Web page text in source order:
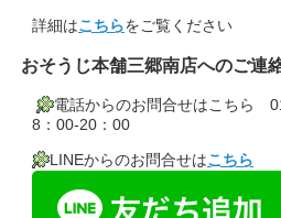
詳細はこちらをご覧ください
おそうじ本舗三郷南店へのご連
電話からのお問合せはこちら
8：00-20：00
LINEからのお問合せはこちら